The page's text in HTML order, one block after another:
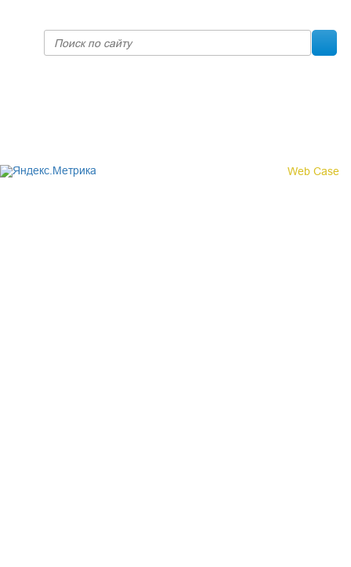
Web Case